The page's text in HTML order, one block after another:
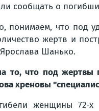
сообщать о
понимаем, что под
жертв и
Шанько.
то, что под жертвы
хреновы
женщины 72-